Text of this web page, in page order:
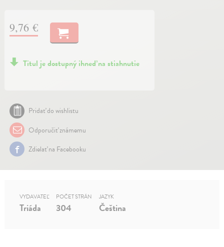
9,76 €
Titul je dostupný ihneď na stiahnutie
Pridať do wishlistu
Odporučiť známemu
Zdielať na Facebooku
VYDAVATEĽ
Triáda
POČET STRÁN
304
JAZYK
Čeština